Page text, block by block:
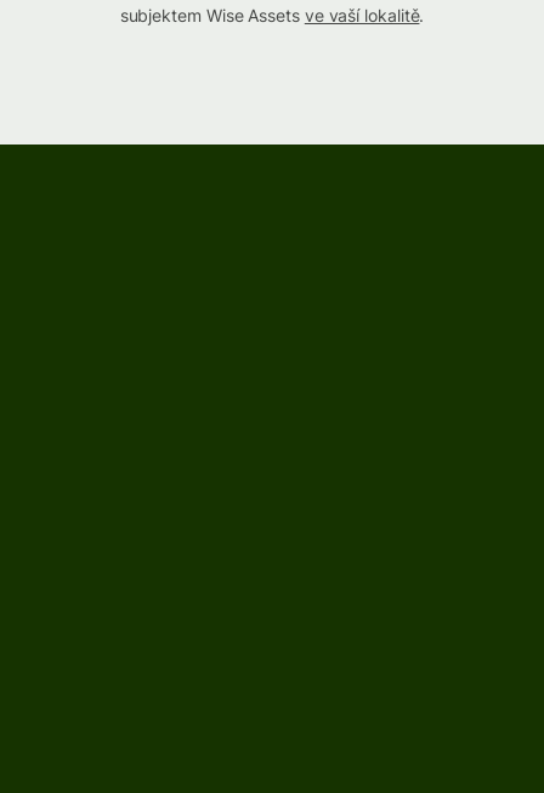
subjektem Wise Assets ve vaší lokalitě.